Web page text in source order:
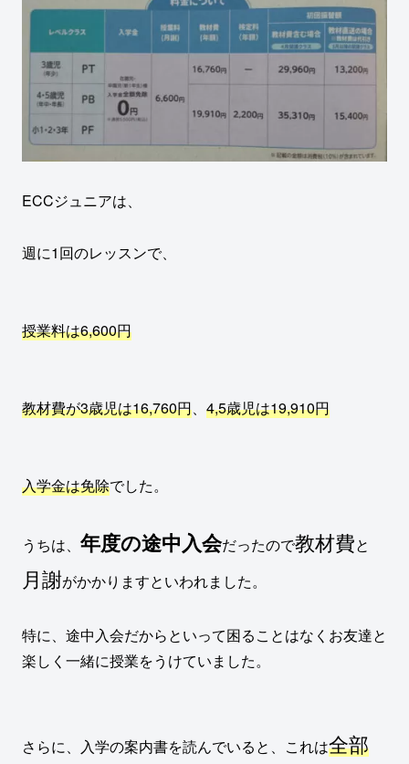
ECCジュニアは、
週に1回のレッスンで、
授業料は6,600円
教材費が3歳児は16,760円、 4,5歳児は19,910円
入学金は免除でした。
うちは、 年度の途中入会だったので教材費と
月謝がかかりますといわれました。
特に、途中入会だからといって困ることはなくお友達と
楽しく一緒に授業をうけていました。
さらに、入学の案内書を読んでいると、これは全部